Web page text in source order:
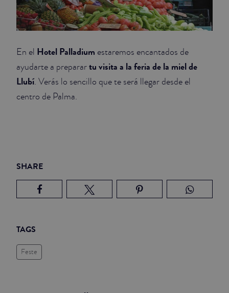
En el Hotel Palladium estaremos encantados de
ayudarte a preparartu visita a la feria de la miel de
Llubí. Verás lo sencillo que te será llegar desde el
centro de Palma.
SHARE
TAGS
Feste